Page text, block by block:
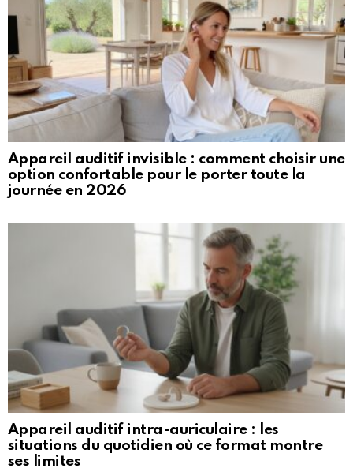
Appareil auditif invisible : comment choisir une
option confortable pour le porter toute la
journée en 2026
Appareil auditif intra-auriculaire : les
situations du quotidien où ce format montre
ses limites